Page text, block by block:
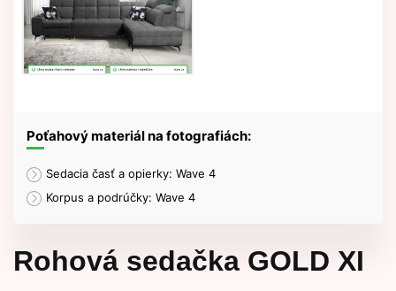
Poťahový materiál na fotografiách:
Sedacia časť a opierky: Wave 4
Korpus a podrúčky: Wave 4
Rohová sedačka GOLD XI